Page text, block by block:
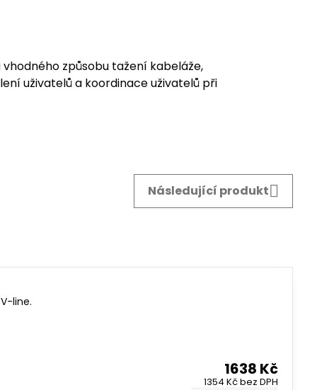
způsobu tažení kabeláže,
uživatelů a koordinace uživatelů při
Následující produkt
line.
1638 Kč
1354 Kčbez DPH